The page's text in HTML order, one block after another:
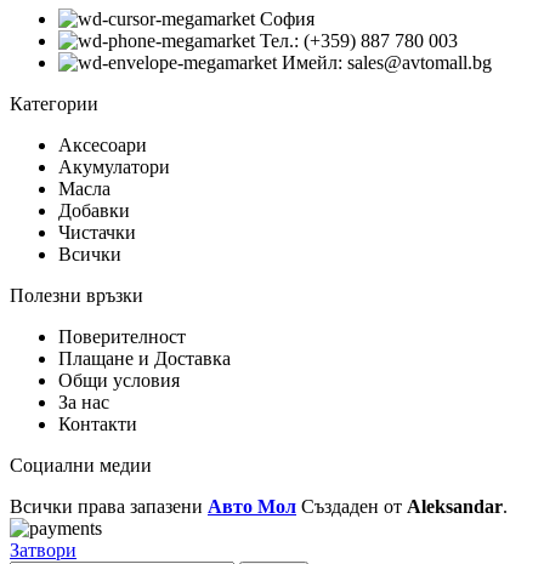
София
Тел.: (+359) 887 780 003
Имейл: sales@avtomall.bg
Категории
Аксесоари
Акумулатори
Масла
Добавки
Чистачки
Всички
Полезни връзки
Поверителност
Плащане и Доставка
Общи условия
За нас
Контакти
Социални медии
Всички права запазени Авто Мол Създаден от Aleksandar.
Затвори